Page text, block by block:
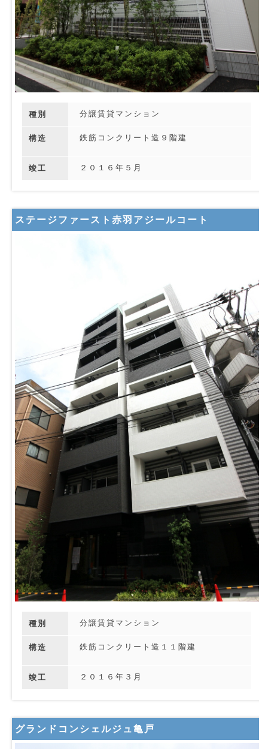
種別 分譲賃貸マンション
構造 鉄筋コンクリート造９階建
竣工 ２０１６年５月
ステージファースト赤羽アジールコート
種別 分譲賃貸マンション
構造 鉄筋コンクリート造１１階建
竣工 ２０１６年３月
グランドコンシェルジュ亀戸